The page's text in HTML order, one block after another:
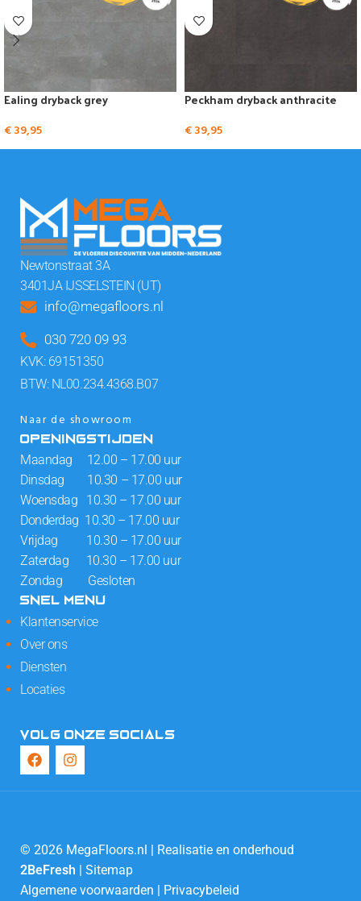
Ealing dryback grey
€39,95
Peckham dryback anthracite
€39,95
Newtonstraat 3A
3401JA IJSSELSTEIN (UT)
info@megafloors.nl
030 720 09 93
KVK: 69151350
BTW: NL00.234.4368.B07
Naar de showroom
OPENINGSTIJDEN
Maandag 12.00 – 17.00 uur
Dinsdag 10.30 – 17.00 uur
Woensdag 10.30 – 17.00 uur
Donderdag 10.30 – 17.00 uur
Vrijdag 10.30 – 17.00 uur
Zaterdag 10.30 – 17.00 uur
Zondag Gesloten
SNEL MENU
Klantenservice
Over ons
Diensten
Locaties
VOLG ONZE SOCIALS
© 2026 MegaFloors.nl | Realisatie en onderhoud
2BeFresh | Sitemap
Algemene voorwaarden | Privacybeleid